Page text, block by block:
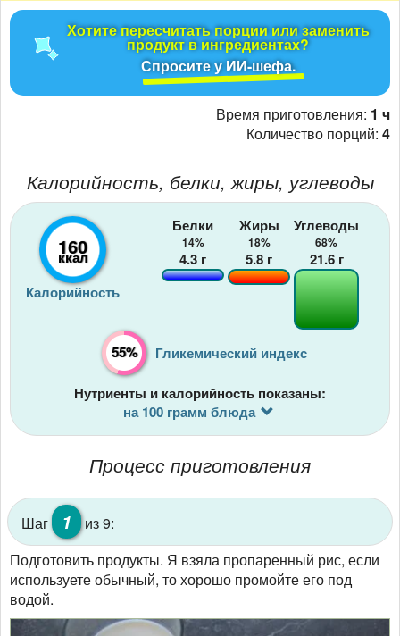
Хотите пересчитать порции или заменить
продукт в ингредиентах?
Спросите у ИИ-шефа.
Время приготовления: 1 ч
Количество порций: 4
Калорийность, белки, жиры, углеводы
160
ккал
Калорийность
Белки
14%
4.3 г
Жиры
18%
5.8 г
Углеводы
68%
21.6г
55% Гликемический индекс
Нутриенты и калорийность показаны:
на 100 грамм блюда
Процесс приготовления
Шаг 1
из 9:
Подготовить продукты. Я взяла пропаренный рис, если
используете обычный, то хорошо промойте его под
водой.